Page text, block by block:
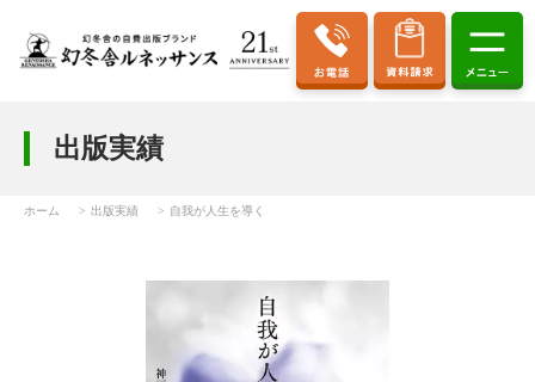
出版実績
ホーム 出版実績 自我が人生を導く